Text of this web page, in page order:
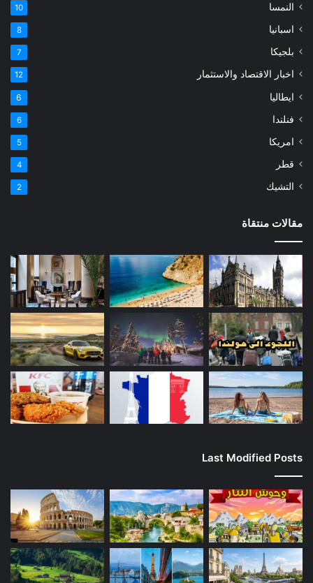
النمسا 10
اسبانيا 8
بلجيكا 7
اخبار الاقتصاد والاستثمار 12
ايطاليا 6
فنلندا 6
امريكا 5
قطر 4
التشيك 2
مقالات منتقاة
Last Modified Posts